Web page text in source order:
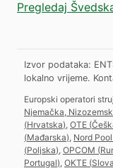
Pregledaj
Izvor podataka:
lokalno vrijeme.
Europski operatori
Njemačka,
(Hrvatska) OTE (
(Mađarska) Nord
(Poljska) OPCOM (
Portugal) OKTE (